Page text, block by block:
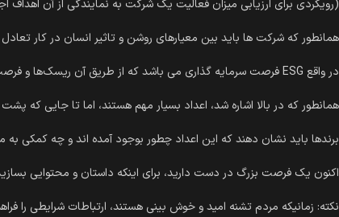
(رویکردی برای ارزیابی میزان فعالیت یک شرکت به نمایندگی از آن
همانطور که شرکت ها باید بین معیارهای روشن و تاثیر انسان در کار تعادل
در واقع ESG فرصت سرمایه گذاری می باشد که از طریق آن ریسک‌ها و فرصت‌های زیست‌ محیطی، اجتماعی و حاکمیتی می‌توانند تأثیرات مهمی بر عملکرد شرکت‌ها داشته باشند.
همانطور که در بالا اشاره شد، اعداد بسیار مهم هستند، اما تا جایی که
برندها باید نشان دهند که این اعداد چطور بوجود آمده اند و چه
اکنون یک فرصت بزرگ در دست دارید، برای اینکه داستان و محتوایی
نکته: زمانیکه مردم تشنه امید و خوش بینی هستند، ارتباطات شرایطی را